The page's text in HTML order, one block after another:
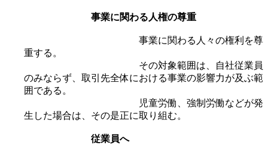
事業に関わる人権の尊重
事業に関わる人々の権利を尊
重する。
その対象範囲は、自社従業員
のみならず、取引先全体における事業の影響力が及ぶ範
囲である。
児童労働、強制労働などが発
生した場合は、その是正に取り組む。
従業員へ